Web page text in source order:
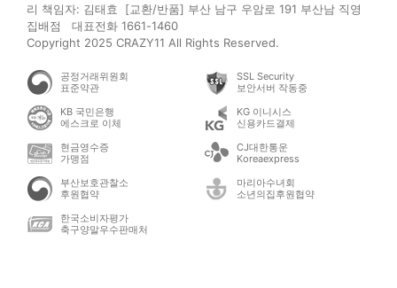
리 책임자: 김태효 [교환/반품] 부산 남구 우암로 191 부산남 직영
집배점 대표전화 1661-1460
Copyright 2025 CRAZY11 All Rights Reserved.
공정거래위원회
표준약관
SSL Security
보안서버 작동중
KB 국민은행
에스크로 이체
KG 이니시스
신용카드결제
현금영수증
가맹점
CJ대한통운
Koreaexpress
부산보호관찰소
후원협약
마리아수녀회
소년의집후원협약
한국소비자평가
축구양말우수판매처